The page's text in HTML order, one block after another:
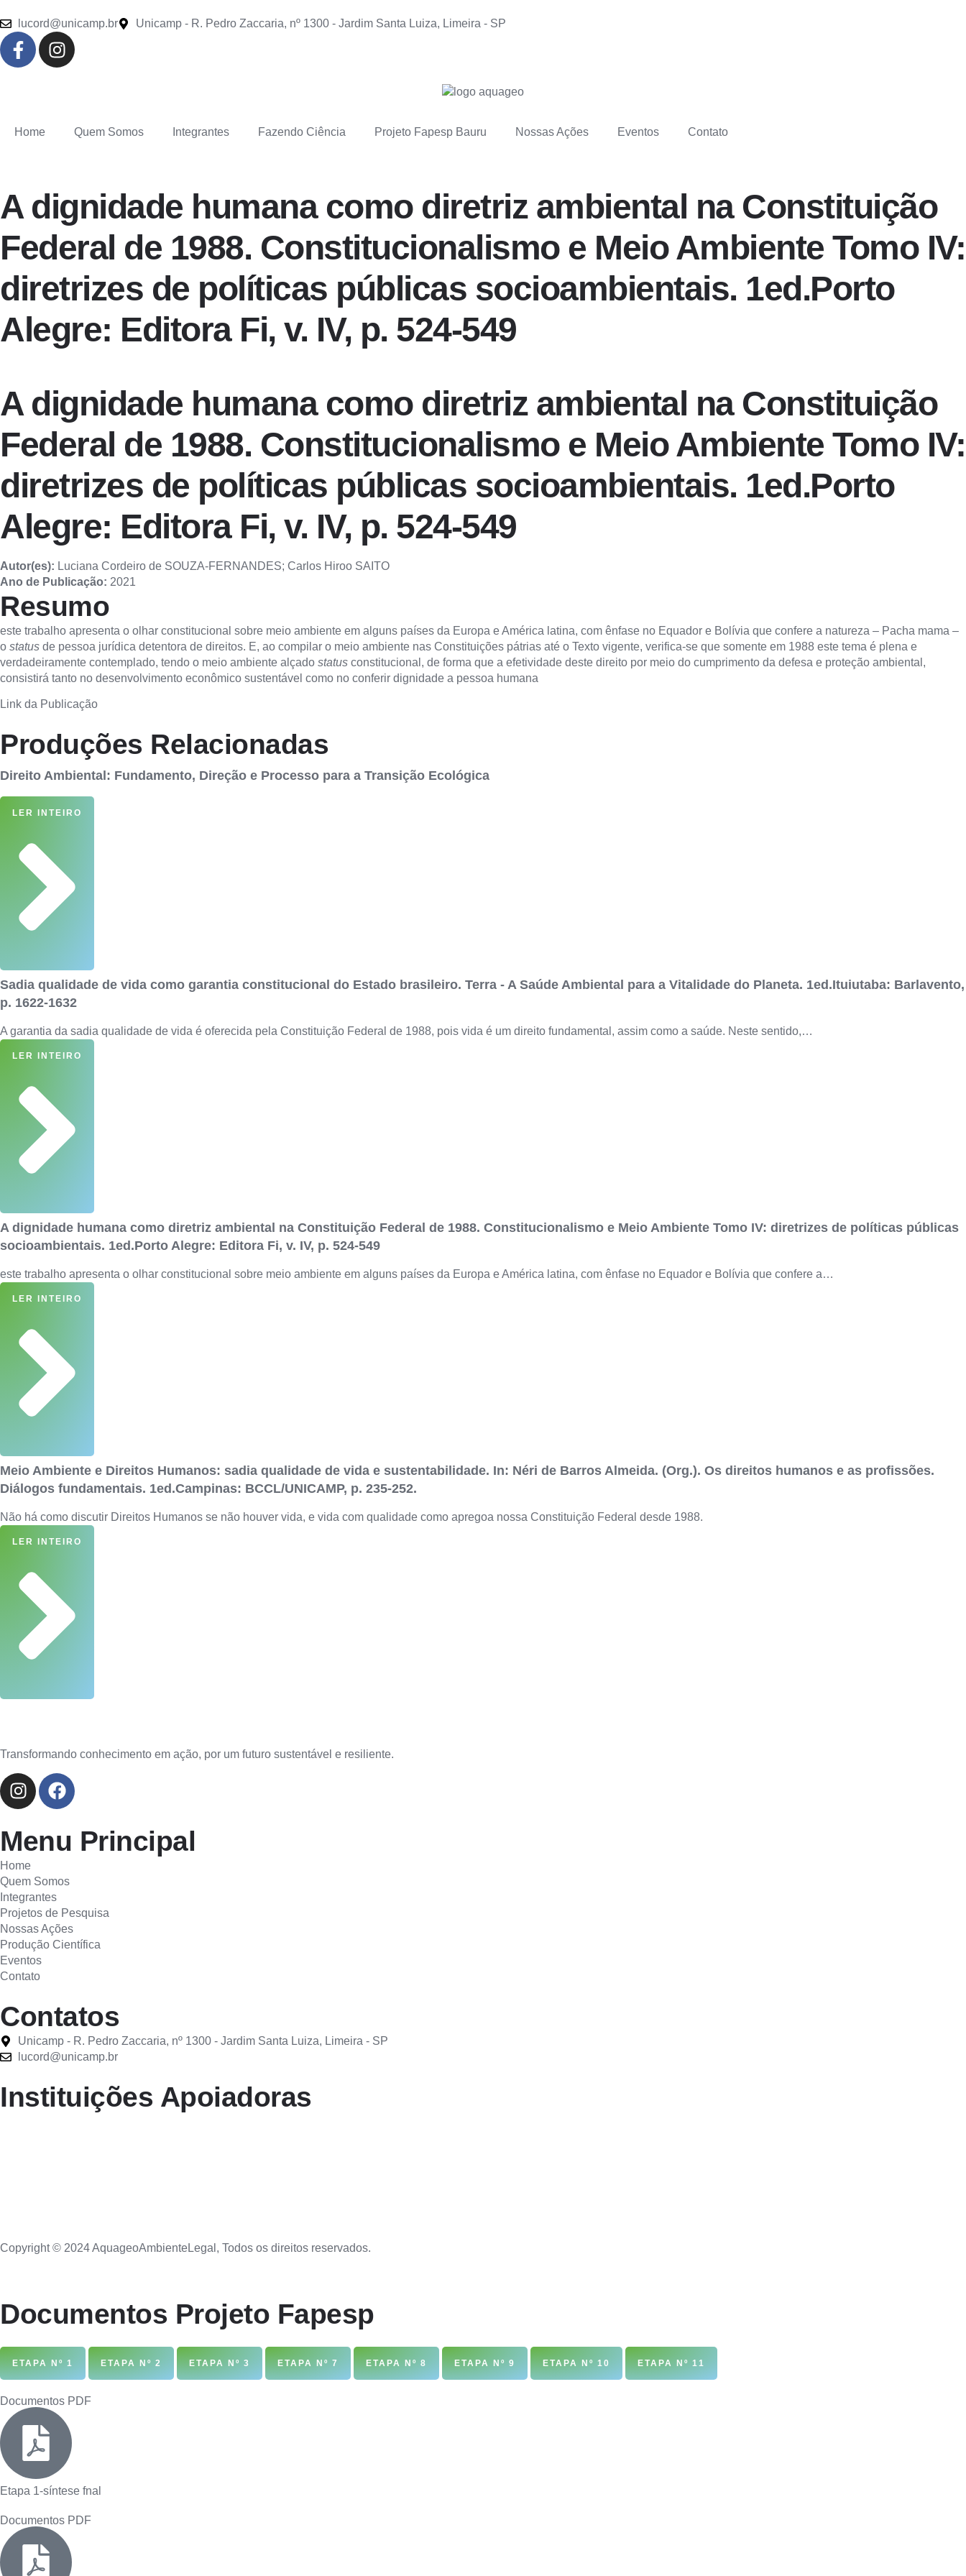
lucord@unicamp.br Unicamp - R. Pedro Zaccaria, nº 1300 - Jardim Santa Luiza, Limeira - SP
Home Quem Somos Integrantes Fazendo Ciência Projeto Fapesp Bauru Nossas Ações Eventos Contato
A dignidade humana como diretriz ambiental na Constituição
Federal de 1988. Constitucionalismo e Meio Ambiente Tomo IV:
diretrizes de políticas públicas socioambientais. 1ed.Porto
Alegre: Editora Fi, v. IV, p. 524-549
A dignidade humana como diretriz ambiental na Constituição
Federal de 1988. Constitucionalismo e Meio Ambiente Tomo IV:
diretrizes de políticas públicas socioambientais. 1ed.Porto
Alegre: Editora Fi, v. IV, p. 524-549
Autor(es): Luciana Cordeiro de SOUZA-FERNANDES; Carlos Hiroo SAITO
Ano de Publicação: 2021
Resumo
este trabalho apresenta o olhar constitucional sobre meio ambiente em alguns países da Europa e América latina, com ênfase no Equador e Bolívia que confere a natureza – Pacha mama –
o status de pessoa jurídica detentora de direitos. E, ao compilar o meio ambiente nas Constituições pátrias até o Texto vigente, verifica-se que somente em 1988 este tema é plena e
verdadeiramente contemplado, tendo o meio ambiente alçado status constitucional, de forma que a efetividade deste direito por meio do cumprimento da defesa e proteção ambiental,
consistirá tanto no desenvolvimento econômico sustentável como no conferir dignidade a pessoa humana
Link da Publicação
Produções Relacionadas
Direito Ambiental: Fundamento, Direção e Processo para a Transição Ecológica
LER INTEIRO
Sadia qualidade de vida como garantia constitucional do Estado brasileiro. Terra - A Saúde Ambiental para a Vitalidade do Planeta. 1ed.Ituiutaba: Barlavento,
p. 1622-1632
A garantia da sadia qualidade de vida é oferecida pela Constituição Federal de 1988, pois vida é um direito fundamental, assim como a saúde. Neste sentido,…
LER INTEIRO
A dignidade humana como diretriz ambiental na Constituição Federal de 1988. Constitucionalismo e Meio Ambiente Tomo IV: diretrizes de políticas públicas
socioambientais. 1ed.Porto Alegre: Editora Fi, v. IV, p. 524-549
este trabalho apresenta o olhar constitucional sobre meio ambiente em alguns países da Europa e América latina, com ênfase no Equador e Bolívia que confere a…
LER INTEIRO
Meio Ambiente e Direitos Humanos: sadia qualidade de vida e sustentabilidade. In: Néri de Barros Almeida. (Org.). Os direitos humanos e as profissões.
Diálogos fundamentais. 1ed.Campinas: BCCL/UNICAMP, p. 235-252.
Não há como discutir Direitos Humanos se não houver vida, e vida com qualidade como apregoa nossa Constituição Federal desde 1988.
LER INTEIRO
Transformando conhecimento em ação, por um futuro sustentável e resiliente.
Menu Principal
Home
Quem Somos
Integrantes
Projetos de Pesquisa
Nossas Ações
Produção Científica
Eventos
Contato
Contatos
Unicamp - R. Pedro Zaccaria, nº 1300 - Jardim Santa Luiza, Limeira - SP
lucord@unicamp.br
Instituições Apoiadoras
Copyright © 2024 AquageoAmbienteLegal, Todos os direitos reservados.
Documentos Projeto Fapesp
ETAPA Nº 1 ETAPA Nº 2 ETAPA Nº 3 ETAPA Nº 7 ETAPA Nº 8 ETAPA Nº 9 ETAPA Nº 10 ETAPA Nº 11
Documentos PDF
Etapa 1-síntese fnal
Documentos PDF